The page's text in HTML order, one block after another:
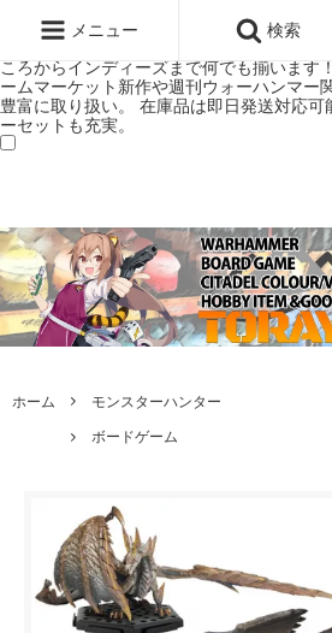
ミアムショップTORAYAMA。通販・オン
ハンマーとボードゲームのことなら当店へ
ころからインディーズまで何でも揃います
ームマーケット新作や週刊ウォーハンマー
豊富に取り扱い。 在庫品は即日発送対応可
ーセットも充実。
メニュー 検索
ホーム
モンスターハンター
ボードゲーム